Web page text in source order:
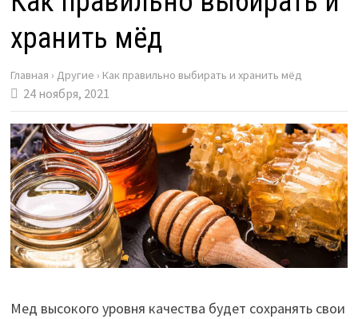
хранить мёд
Главная › Другие › Как правильно выбирать и хранить мёд
24 ноября, 2021
Мед высокого уровня качества будет сохранять свои